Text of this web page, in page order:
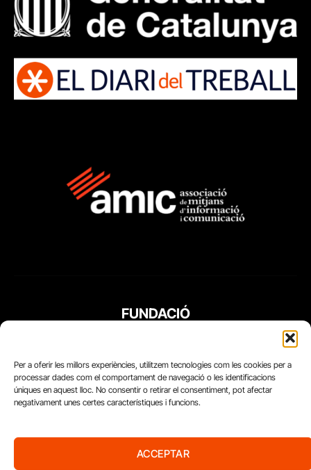
Per a oferir les millors experiències, utilitzem tecnologies com les cookies per a
processar dades com el comportament de navegació o les identificacions
úniques en aquest lloc. No consentir o retirar el consentiment, pot afectar
negativament unes certes característiques i funcions.
ACCEPTAR
FUNDACIÓ